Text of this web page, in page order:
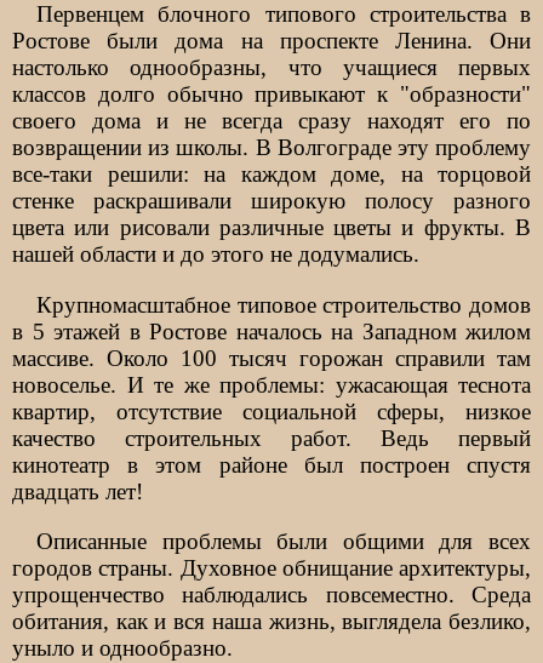
Первенцем блочного типового строительства в
Ростове были дома на проспекте Ленина. Они
настоль­ко однообразны, что учащиеся первых
классов долго обычно привыкают к "образности"
своего дома и не всегда сразу находят его по
возвращении из школы. В Волгограде эту проблему
все-таки решили: на каждом доме, на торцовой
стенке раскрашивали широкую полосу разного
цвета или рисовали различные цветы и фрукты. В
нашей области и до этого не додумались.
Крупномасштабное типовое строительство домов
в 5 этажей в Ростове началось на Западном жилом
массиве. Около 100 тысяч горожан справили там
новоселье. И те же проблемы: ужасающая теснота
квартир, отсутствие социальной сферы, низкое
качество строительных работ. Ведь первый
кинотеатр в этом районе был построен спустя
двадцать лет!
Описанные проблемы были общими для всех
городов страны. Духовное обнищание архитектуры,
упрощенчество наблюдались повсеместно. Среда
обитания, как и вся наша жизнь, выглядела безлико,
уныло и однообразно.